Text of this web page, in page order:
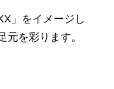
」をイメージし
元を彩ります。